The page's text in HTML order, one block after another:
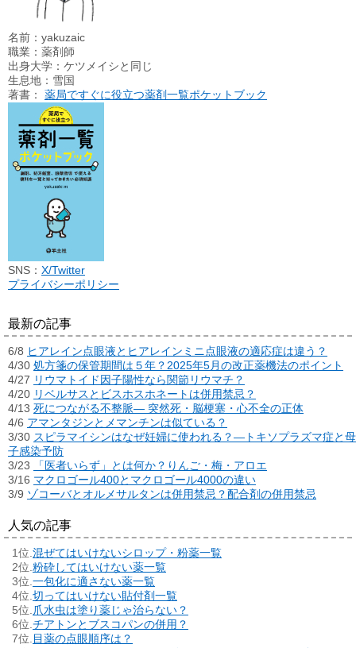
名前：yakuzaic
職業：薬剤師
出身大学：ケツメイシと同じ
生息地：雪国
著書： 薬局ですぐに役立つ薬剤一覧ポケットブック
SNS： X/Twitter
プライバシーポリシー
最新の記事
6/8 ヒアレイン点眼液とヒアレインミニ点眼液の適応症は違う？
4/30 処方箋の保管期間は５年？2025年5月の改正薬機法のポイント
4/27 リウマトイド因子陽性なら関節リウマチ？
4/20 リベルサスとビスホスホネートは併用禁忌？
4/13 死につながる不整脈― 突然死・脳梗塞・心不全の正体
4/6 アマンタジンとメマンチンは似ている？
3/30 スピラマイシンはなぜ妊婦に使われる？―トキソプラズマ症と母
子感染予防
3/23
「医者いらず」とは何か？りんご・梅・アロエ
3/16 マクロゴール400とマクロゴール4000の違い
3/9 ゾコーバとオルメサルタンは併用禁忌？配合剤の併用禁忌
人気の記事
混ぜてはいけないシロップ・粉薬一覧
粉砕してはいけない薬一覧
一包化に適さない薬一覧
切ってはいけない貼付剤一覧
爪水虫は塗り薬じゃ治らない？
チアトンとブスコパンの併用？
目薬の点眼順序は？